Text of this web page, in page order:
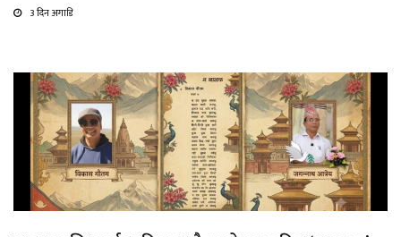
3 दिन अगाडि